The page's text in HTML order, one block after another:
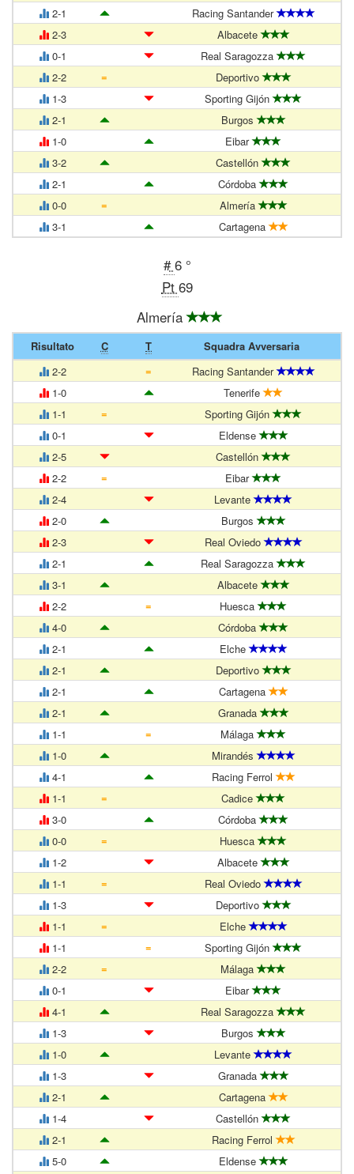
2-1
Racing Santander
2-3
Albacete
0-1
Real Saragozza
2-2
=
Deportivo
1-3
Sporting Gijón
2-1
Burgos
1-0
Eibar
3-2
Castellón
2-1
Córdoba
0-0
=
Almería
3-1
Cartagena
#6 °
Pt 69
Almería
Risultato C T
Squadra Avversaria
2-2
=
Racing Santander
1-0
Tenerife
1-1
=
Sporting Gijón
0-1
Eldense
2-5
Castellón
2-2
=
Eibar
2-4
Levante
2-0
Burgos
2-3
Real Oviedo
2-1
Real Saragozza
3-1
Albacete
2-2
=
Huesca
4-0
Córdoba
2-1
Elche
2-1
Deportivo
2-1
Cartagena
2-1
Granada
1-1
=
Málaga
1-0
Mirandés
4-1
Racing Ferrol
1-1
=
Cadice
3-0
Córdoba
0-0
=
Huesca
1-2
Albacete
1-1
=
Real Oviedo
1-3
Deportivo
1-1
=
Elche
1-1
=
Sporting Gijón
2-2
=
Málaga
0-1
Eibar
4-1
Real Saragozza
1-3
Burgos
1-0
Levante
1-3
Granada
2-1
Cartagena
1-4
Castellón
2-1
Racing Ferrol
5-0
Eldense